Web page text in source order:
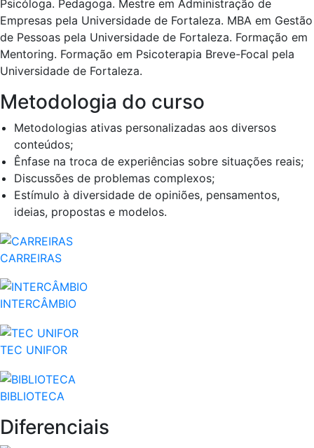
Psicóloga. Pedagoga. Mestre em Administração de
Empresas pela Universidade de Fortaleza. MBA em Gestão
de Pessoas pela Universidade de Fortaleza. Formação em
Mentoring. Formação em Psicoterapia Breve-Focal pela
Universidade de Fortaleza.
Metodologia do curso
Metodologias ativas personalizadas aos diversos
conteúdos;
Ênfase na troca de experiências sobre situações reais;
Discussões de problemas complexos;
Estímulo à diversidade de opiniões, pensamentos,
ideias, propostas e modelos.
CARREIRAS
INTERCÂMBIO
TEC UNIFOR
BIBLIOTECA
Diferenciais